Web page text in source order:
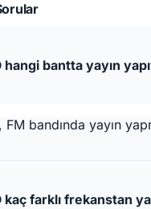
hangi bantta yayın
FM bandında yayın
kaç farklı frekanstan